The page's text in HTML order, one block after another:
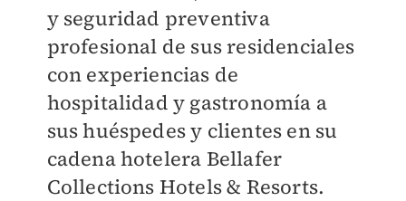
y seguridad preventiva
profesional de sus residenciales
con experiencias de
hospitalidad y gastronomía a
sus huéspedes y clientes en su
cadena hotelera Bellafer
Collections Hotels & Resorts.